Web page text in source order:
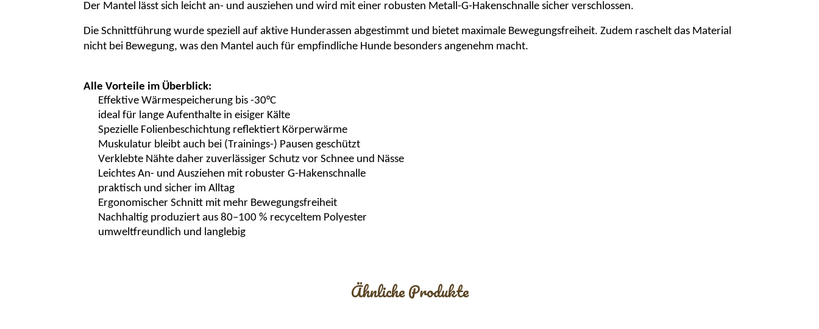
Der Mantel lässt sich leicht an- und ausziehen und wird mit einer robusten Metall-G-Hakenschnalle sicher verschlossen.
Die Schnittführung wurde speziell auf aktive Hunderassen abgestimmt und bietet maximale Bewegungsfreiheit. Zudem raschelt das Material
nicht bei Bewegung, was den Mantel auch für empfindliche Hunde besonders angenehm macht.
Alle Vorteile im Überblick:
Effektive Wärmespeicherung bis -30°C
ideal für lange Aufenthalte in eisiger Kälte
Spezielle Folienbeschichtung reflektiert Körperwärme
Muskulatur bleibt auch bei (Trainings-) Pausen geschützt
Verklebte Nähte daher zuverlässiger Schutz vor Schnee und Nässe
Leichtes An- und Ausziehen mit robuster G-Hakenschnalle
praktisch und sicher im Alltag
Ergonomischer Schnitt mit mehr Bewegungsfreiheit
Nachhaltig produziert aus 80–100 % recyceltem Polyester
umweltfreundlich und langlebig
Ähnliche Produkte